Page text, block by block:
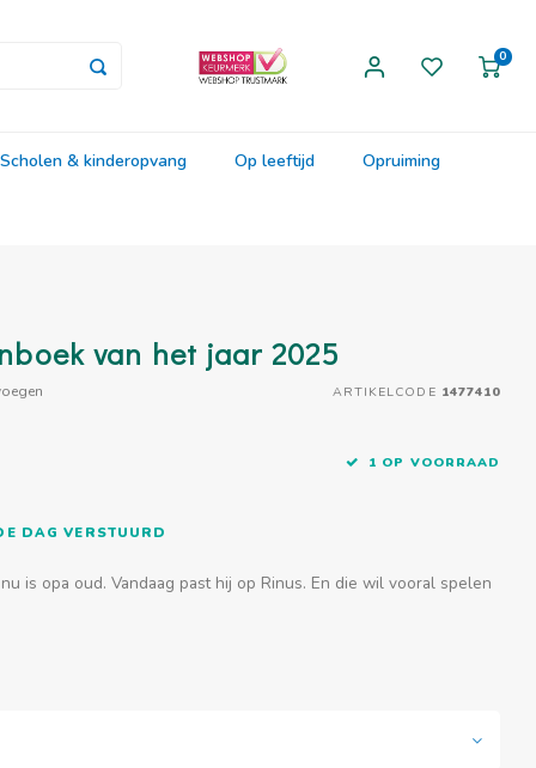
0
Scholen & kinderopvang Op leeftijd Opruiming
van het jaar 2025
ARTIKELCODE 1477410
1 OP VOORRAAD
DAG VERSTUURD
is opa oud. Vandaag past hij op Rinus. En die wil vooral spelen